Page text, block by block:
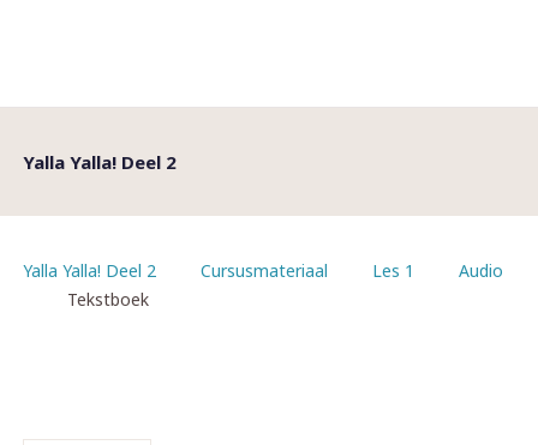
Yalla Yalla! Deel 2
Yalla Yalla! Deel 2 Cursusmateriaal Les 1
Audio
Tekstboek